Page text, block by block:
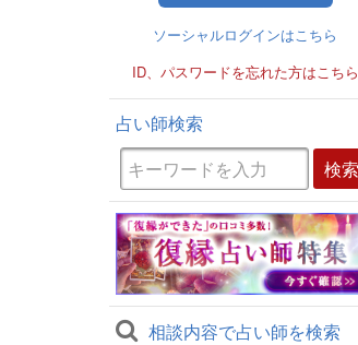
ソーシャルログインはこちら
ID、パスワードを忘れた方はこちら
占い師検索
相談内容で占い師を検索